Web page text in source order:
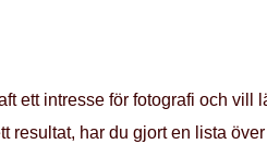
ett intresse för fotografi och vill
resultat, har du gjort en lista